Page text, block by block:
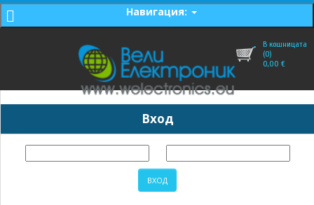
Навигация:
В кошницата
(0)
0,00 €
Вход